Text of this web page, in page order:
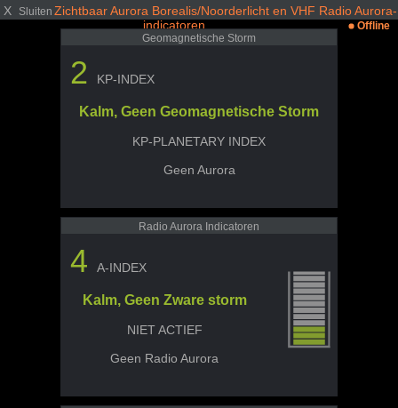
X Sluiten Zichtbaar Aurora Borealis/Noorderlicht en VHF Radio Aurora-
indicatoren
Offline
Geomagnetische Storm
2 KP-INDEX
Kalm, Geen Geomagnetische Storm
KP-PLANETARY INDEX
Geen Aurora
Radio Aurora Indicatoren
4 A-INDEX
Kalm, Geen Zware storm
NIET ACTIEF
Geen Radio Aurora